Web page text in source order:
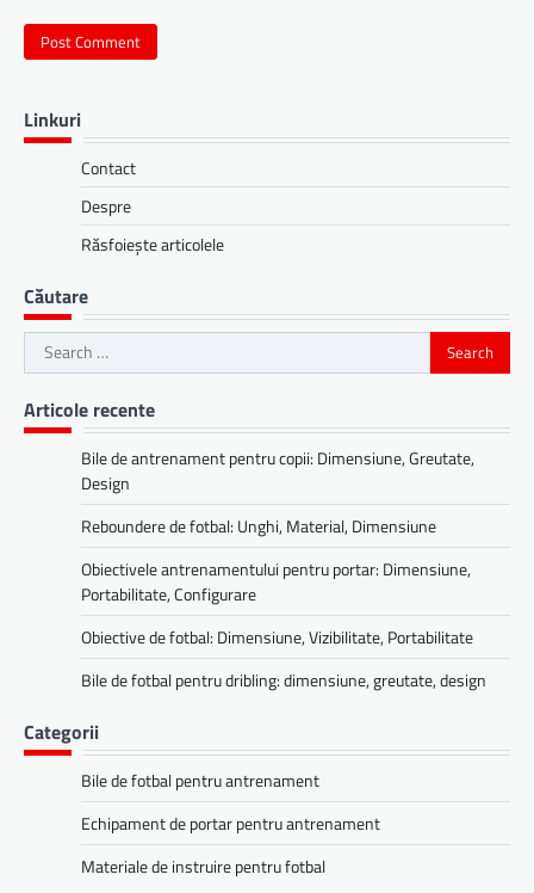
Linkuri
Contact
Despre
Răsfoiește articolele
Căutare
Search
for:
Articole recente
Bile de antrenament pentru copii: Dimensiune, Greutate,
Design
Reboundere de fotbal: Unghi, Material, Dimensiune
Obiectivele antrenamentului pentru portar: Dimensiune,
Portabilitate, Configurare
Obiective de fotbal: Dimensiune, Vizibilitate, Portabilitate
Bile de fotbal pentru dribling: dimensiune, greutate, design
Categorii
Bile de fotbal pentru antrenament
Echipament de portar pentru antrenament
Materiale de instruire pentru fotbal